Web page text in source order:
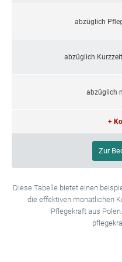
abzüglich
abzüglich
abzüglich
+
Zur
Diese Tabelle bietet einen
die effektiven monatlichen
Pflegekraft aus